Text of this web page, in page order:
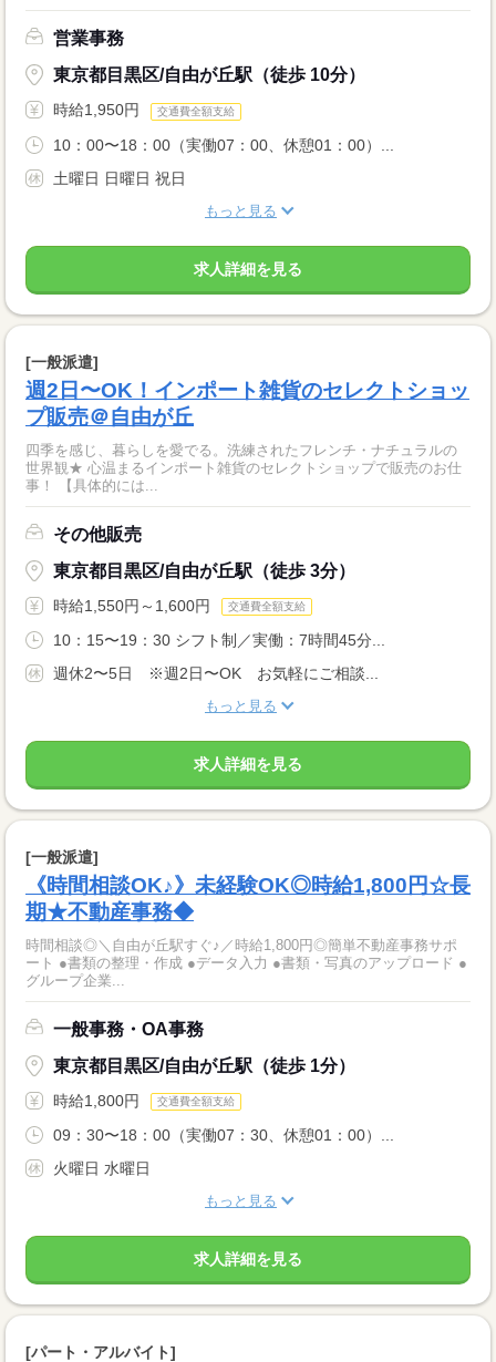
営業事務
東京都目黒区/自由が丘駅（徒歩 10分）
時給1,950円 交通費全額支給
10：00〜18：00（実働07：00、休憩01：00）...
土曜日 日曜日 祝日
もっと見る
求人詳細を見る
[一般派遣]
週2日〜OK！インポート雑貨のセレクトショッ
プ販売＠自由が丘
四季を感じ、暮らしを愛でる。洗練されたフレンチ・ナチュラルの
世界観★ 心温まるインポート雑貨のセレクトショップで販売のお仕
事！ 【具体的には...
その他販売
東京都目黒区/自由が丘駅（徒歩 3分）
時給1,550円～1,600円 交通費全額支給
10：15〜19：30 シフト制／実働：7時間45分...
週休2〜5日 ※週2日〜OK お気軽にご相談...
もっと見る
求人詳細を見る
[一般派遣]
《時間相談OK♪》未経験OK◎時給1,800円☆長
期★不動産事務◆
時間相談◎＼自由が丘駅すぐ♪／時給1,800円◎簡単不動産事務サポ
ート ●書類の整理・作成 ●データ入力 ●書類・写真のアップロード ●
グループ企業...
一般事務・OA事務
東京都目黒区/自由が丘駅（徒歩 1分）
時給1,800円 交通費全額支給
09：30〜18：00（実働07：30、休憩01：00）...
火曜日 水曜日
もっと見る
求人詳細を見る
[パート・アルバイト]